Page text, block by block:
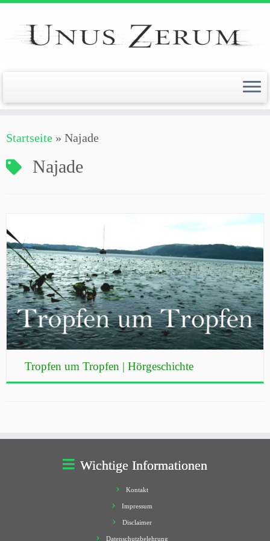
Zum
springen
Startseite » Najade
Najade
Tropfen um Tropfen | Hörgeschichte
Wichtige Informationen
Kontakt
Impressum
Disclaimer
Datenschutzbelehrung